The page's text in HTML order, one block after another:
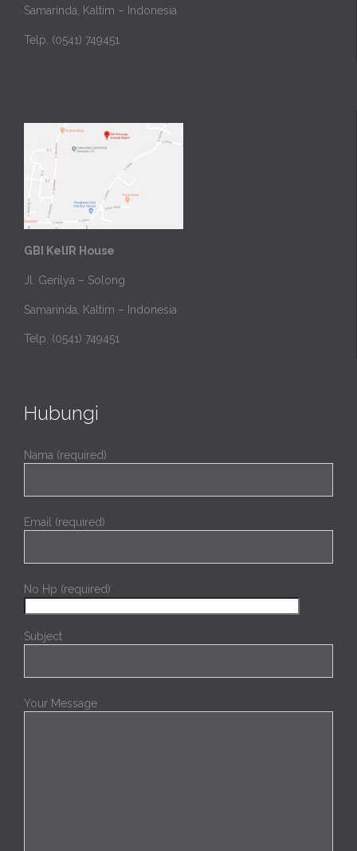
Samarinda, Kaltim – Indonesia
Telp. (0541) 749451
GBI KelIR House
Jl. Gerilya – Solong
Samarinda, Kaltim – Indonesia
Telp. (0541) 749451
Hubungi
Nama (required)
Email (required)
No Hp (required)
Subject
Your Message